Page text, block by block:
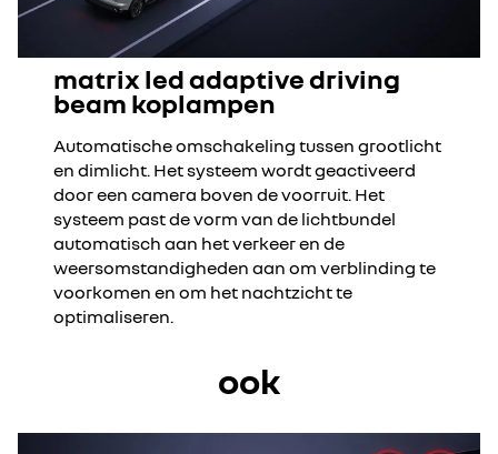
matrix led adaptive driving
beam koplampen
Automatische omschakeling tussen grootlicht
en dimlicht. Het systeem wordt geactiveerd
door een camera boven de voorruit. Het
systeem past de vorm van de lichtbundel
automatisch aan het verkeer en de
weersomstandigheden aan om verblinding te
voorkomen en om het nachtzicht te
optimaliseren.
ook